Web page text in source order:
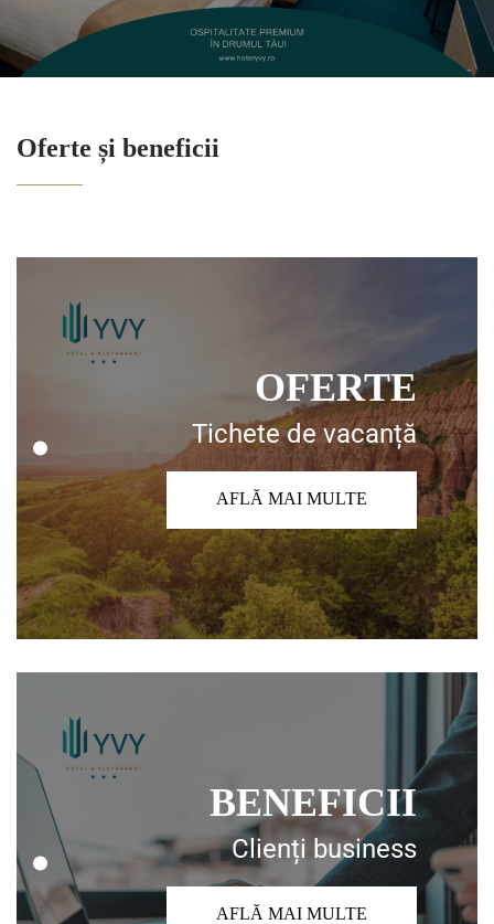
Oferte și beneficii
OFERTE
Tichete de vacanță
AFLĂ MAI MULTE
BENEFICII
Clienți business
AFLĂ MAI MULTE